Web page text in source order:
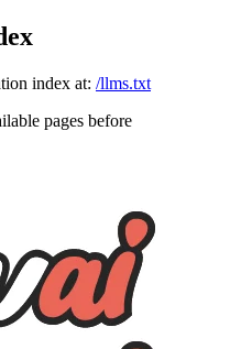
index at: /llms.txt
pages before